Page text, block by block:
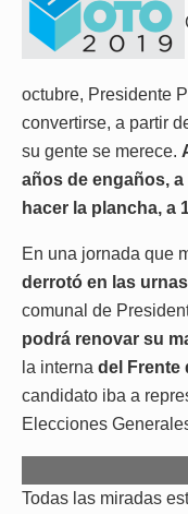
octubre, Presidente
convertirse, a partir
su gente se merece.
años de engaños,
hacer la plancha, a
En una jornada que
derrotó en las
comunal de
podrá renovar su
la interna del Frente
candidato iba a
Elecciones
Todas las miradas